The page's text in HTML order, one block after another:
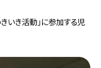
いき活動」に参加する児